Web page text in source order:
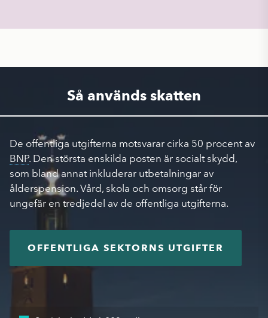
Så används skatten
De offentliga utgifterna motsvarar cirka 50 procent av
BNP. Den största enskilda posten är socialt skydd,
som bland annat inkluderar utbetalningar av
ålderspension. Vård, skola och omsorg står för
ungefär en tredjedel av de offentliga utgifterna.
OFFENTLIGA SEKTORNS UTGIFTER